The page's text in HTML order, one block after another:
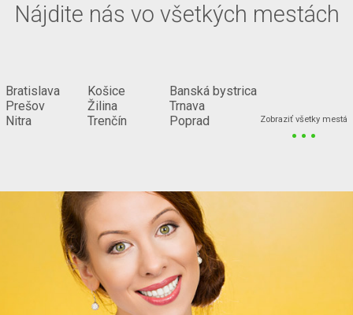
Nájdite nás vo všetkých mestách
Bratislava
Prešov
Nitra
Košice
Žilina
Trenčín
Banská bystrica
Trnava
Poprad
Zobraziť všetky mestá
...